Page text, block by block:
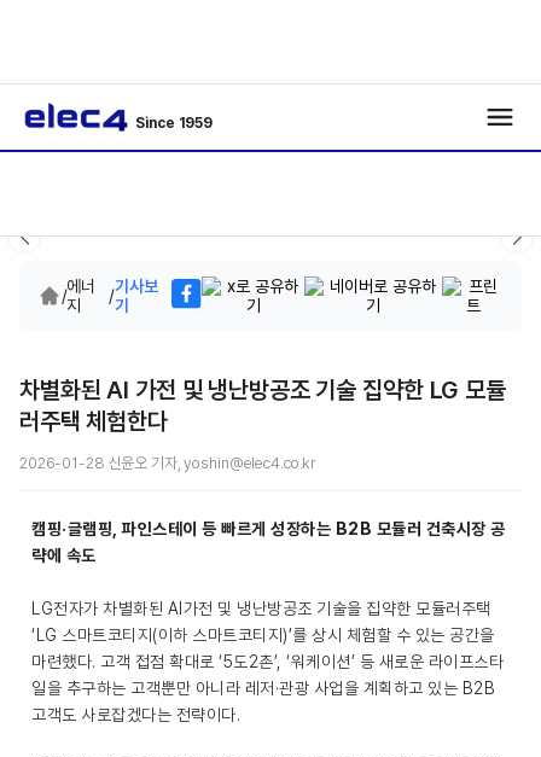
Since 1959
/에너
지
/기사보
기
차별화된 AI 가전 및 냉난방공조 기술 집약한 LG 모듈
러주택 체험한다
2026-01-28 신윤오 기자, yoshin@elec4.co.kr
캠핑·글램핑, 파인스테이 등 빠르게 성장하는 B2B 모듈러 건축시장 공
략에 속도
LG전자가 차별화된 AI가전 및 냉난방공조 기술을 집약한 모듈러주택
‘LG 스마트코티지(이하 스마트코티지)’를 상시 체험할 수 있는 공간을
마련했다. 고객 접점 확대로 ‘5도2촌’, ‘워케이션’ 등 새로운 라이프스타
일을 추구하는 고객뿐만 아니라 레저·관광 사업을 계획하고 있는 B2B
고객도 사로잡겠다는 전략이다.